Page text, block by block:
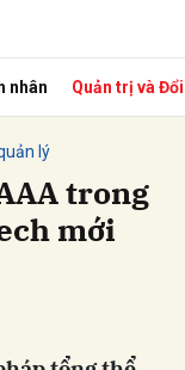
nhân Quản trị và
lý
trong
mới